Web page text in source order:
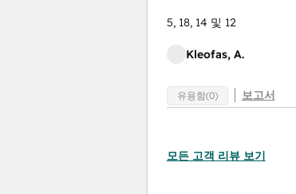
5, 18, 14 및 12
Kleofas, A.
유용함(0) 보고서
모든 고객 리뷰 보기